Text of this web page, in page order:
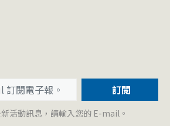
訂閱
活動訊息，請輸入您的 E-mail。